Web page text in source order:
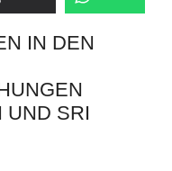
IN DEN
UND SRI